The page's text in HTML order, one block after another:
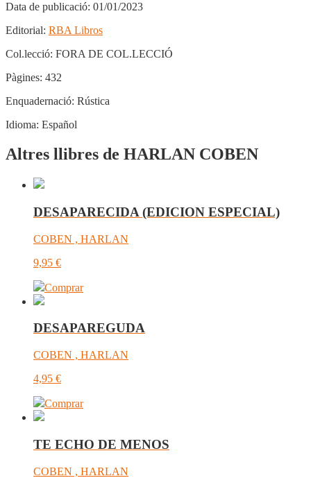
Data de publicació: 01/01/2023
Editorial: RBA Libros
Col.lecció: FORA DE COL.LECCIÓ
Pàgines: 432
Enquadernació: Rústica
Idioma: Español
Altres llibres de HARLAN COBEN
DESAPARECIDA (EDICION ESPECIAL)
COBEN , HARLAN
9,95 €
Comprar
DESAPAREGUDA
COBEN , HARLAN
4,95 €
Comprar
TE ECHO DE MENOS
COBEN , HARLAN